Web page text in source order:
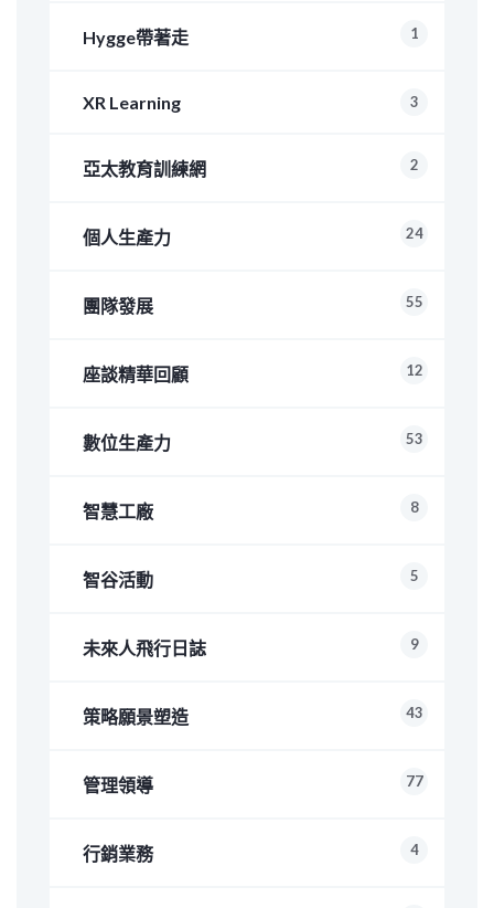
Hygge帶著走 1
XR Learning 3
亞太教育訓練網 2
個人生產力 24
團隊發展 55
座談精華回顧 12
數位生產力 53
智慧工廠 8
智谷活動 5
未來人飛行日誌 9
策略願景塑造 43
管理領導 77
行銷業務 4